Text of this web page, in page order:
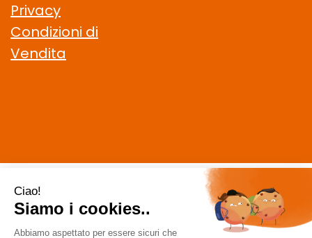
Privacy
Condizioni di
Vendita
CELIACHIAMO.COM SRL
- VIA DELLA MAGLIANA, 183 00146
Roma (RM)
staff @ celiachiamo.com
| Tel.: 065506174| P.Iva: